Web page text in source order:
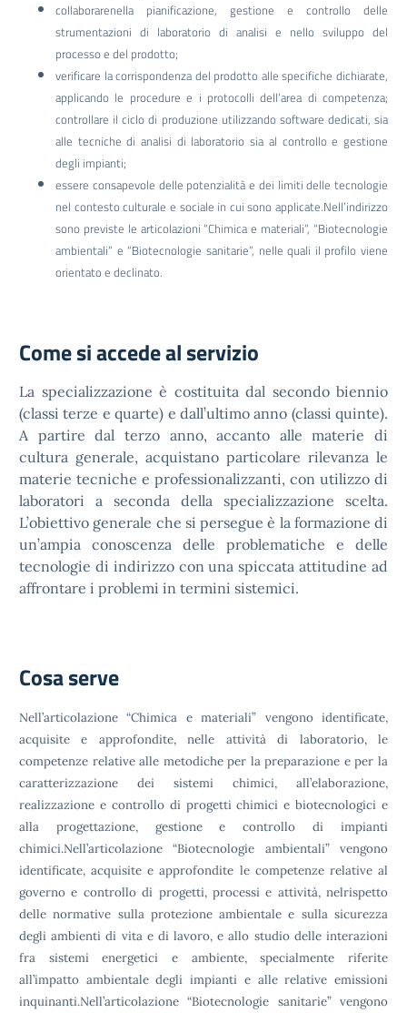
collaborarenella pianificazione, gestione e controllo delle
strumentazioni di laboratorio di analisi e nello sviluppo del
processo e del prodotto;
verificare la corrispondenza del prodotto alle specifiche dichiarate,
applicando le procedure e i protocolli dell’area di competenza;
controllare il ciclo di produzione utilizzando software dedicati, sia
alle tecniche di analisi di laboratorio sia al controllo e gestione
degli impianti;
essere consapevole delle potenzialità e dei limiti delle tecnologie
nel contesto culturale e sociale in cui sono applicate.Nell’indirizzo
sono previste le articolazioni “Chimica e materiali”, “Biotecnologie
ambientali” e “Biotecnologie sanitarie”, nelle quali il profilo viene
orientato e declinato.
Come si accede al servizio
La specializzazione è costituita dal secondo biennio
(classi terze e quarte) e dall’ultimo anno (classi quinte).
A partire dal terzo anno, accanto alle materie di
cultura generale, acquistano particolare rilevanza le
materie tecniche e professionalizzanti, con utilizzo di
laboratori a seconda della specializzazione scelta.
L’obiettivo generale che si persegue è la formazione di
un’ampia conoscenza delle problematiche e delle
tecnologie di indirizzo con una spiccata attitudine ad
affrontare i problemi in termini sistemici.
Cosa serve
Nell’articolazione “Chimica e materiali” vengono identificate,
acquisite e approfondite, nelle attività di laboratorio, le
competenze relative alle metodiche per la preparazione e per la
caratterizzazione dei sistemi chimici, all’elaborazione,
realizzazione e controllo di progetti chimici e biotecnologici e
alla progettazione, gestione e controllo di impianti
chimici.Nell’articolazione “Biotecnologie ambientali” vengono
identificate, acquisite e approfondite le competenze relative al
governo e controllo di progetti, processi e attività, nelrispetto
delle normative sulla protezione ambientale e sulla sicurezza
degli ambienti di vita e di lavoro, e allo studio delle interazioni
fra sistemi energetici e ambiente, specialmente riferite
all’impatto ambientale degli impianti e alle relative emissioni
inquinanti.Nell’articolazione “Biotecnologie sanitarie” vengono